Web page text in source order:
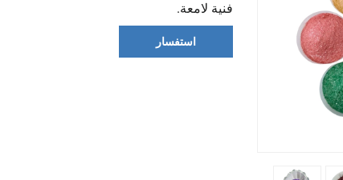
فنية لامعة.
استفسار